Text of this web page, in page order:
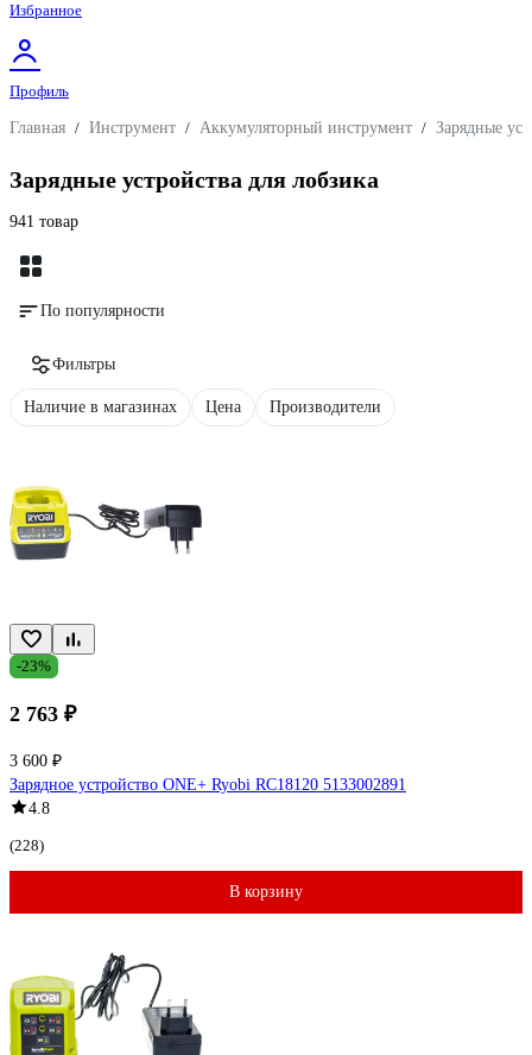
Избранное
Профиль
Главная / Инструмент / Аккумуляторный инструмент / Зарядные
Зарядные устройства для лобзика
941 товар
По популярности
Фильтры
Наличие в магазинах Цена Производители
-23%
2 763 ₽
3 600 ₽
Зарядное устройство ONE+ Ryobi RC18120 5133002891
4.8
(228)
В корзину